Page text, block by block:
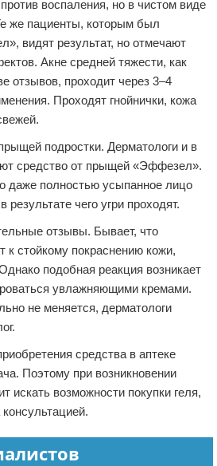
воспаления, но в чистом виде
же пациенты, которым был
видят результат, но отмечают
Акне средней тяжести, как
отзывов, проходит через 3–4
Проходят гнойнички, кожа
подростки. Дерматологи и в
средство от прыщей «Эффезел».
даже полностью усыпанное лицо
результате чего угри проходят.
отзывы. Бывает, что
к стойкому покраснению кожи,
подобная реакция возникает
увлажняющими кремами.
не меняется, дерматологи
средства в аптеке
Поэтому при возникновении
искать возможности покупки геля,